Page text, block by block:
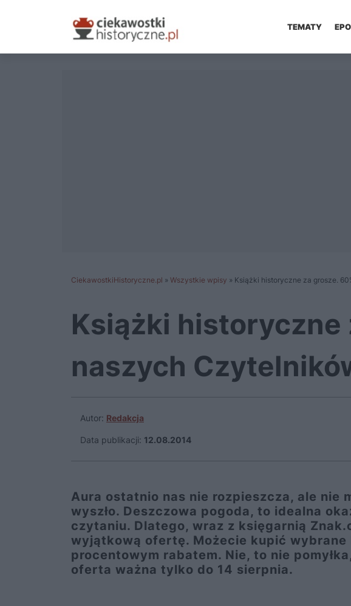
TEMATY
CiekawostkiHistoryczne.pl » Wszystkie wpisy » Książki historyczne za grosze.
Książki historyczne
naszych
Autor: Redakcja
Data publikacji: 12.08.2014
Aura ostatnio nas nie rozpieszcza, ale nie
wyszło. Deszczowa pogoda, to idealna
czytaniu. Dlatego, wraz z księgarnią
wyjątkową ofertę. Możecie kupić
procentowym rabatem. Nie, to nie
oferta ważna tylko do 14 sierpnia.